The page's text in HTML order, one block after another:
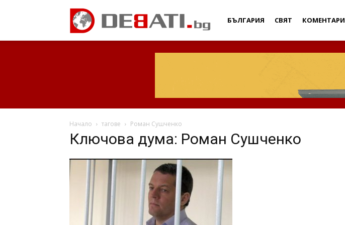
Дебати
БЪЛГАРИЯ СВЯТ КОМЕНТАРИ
Начало тагове Роман Сушченко
Ключова дума: Роман Сушченко